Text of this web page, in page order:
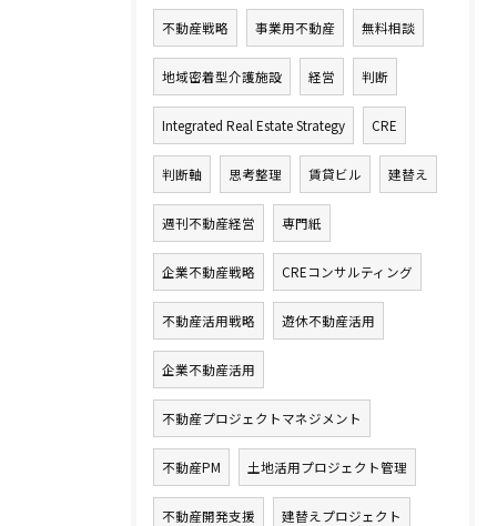
不動産戦略 事業用不動産 無料相談
地域密着型介護施設 経営 判断
Integrated Real Estate Strategy CRE
判断軸 思考整理 賃貸ビル 建替え
週刊不動産経営 専門紙
企業不動産戦略 CREコンサルティング
不動産活用戦略 遊休不動産活用
企業不動産活用
不動産プロジェクトマネジメント
不動産PM 土地活用プロジェクト管理
不動産開発支援 建替えプロジェクト